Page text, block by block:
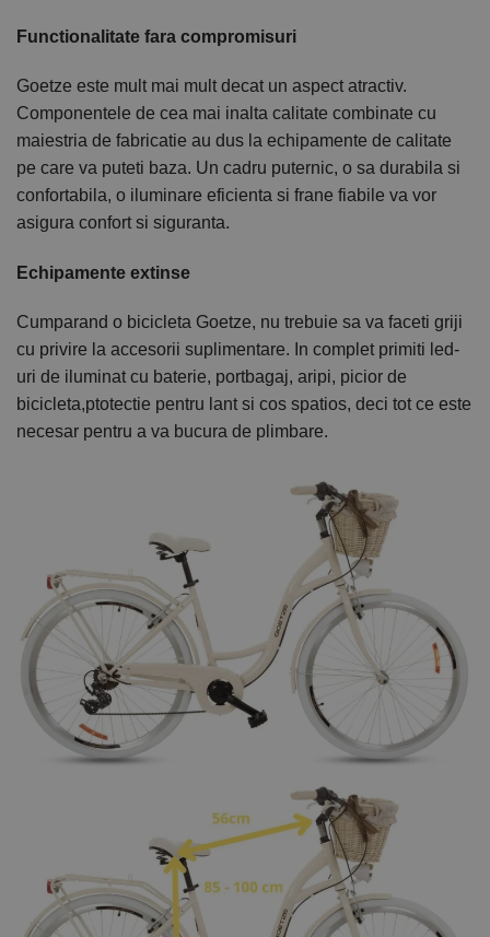
Functionalitate fara compromisuri
Goetze este mult mai mult decat un aspect atractiv.
Componentele de cea mai inalta calitate combinate cu
maiestria de fabricatie au dus la echipamente de calitate
pe care va puteti baza. Un cadru puternic, o sa durabila si
confortabila, o iluminare eficienta si frane fiabile va vor
asigura confort si siguranta.
Echipamente extinse
Cumparand o bicicleta Goetze, nu trebuie sa va faceti griji
cu privire la accesorii suplimentare. In complet primiti led-
uri de iluminat cu baterie, portbagaj, aripi, picior de
bicicleta,ptotectie pentru lant si cos spatios, deci tot ce este
necesar pentru a va bucura de plimbare.